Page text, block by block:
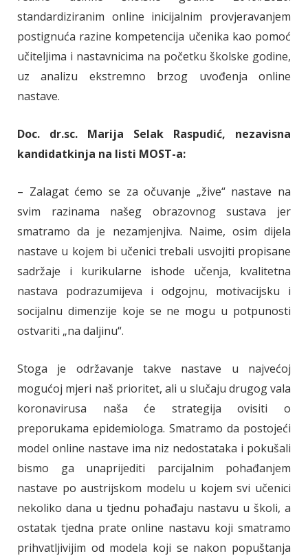
standardiziranim online inicijalnim provjeravanjem
postignuća razine kompetencija učenika kao pomoć
učiteljima i nastavnicima na početku školske godine,
uz analizu ekstremno brzog uvođenja online
nastave.
Doc. dr.sc. Marija Selak Raspudić, nezavisna
kandidatkinja na listi MOST-a:
– Zalagat ćemo se za očuvanje „žive“ nastave na
svim razinama našeg obrazovnog sustava jer
smatramo da je nezamjenjiva. Naime, osim dijela
nastave u kojem bi učenici trebali usvojiti propisane
sadržaje i kurikularne ishode učenja, kvalitetna
nastava podrazumijeva i odgojnu, motivacijsku i
socijalnu dimenzije koje se ne mogu u potpunosti
ostvariti „na daljinu“.
Stoga je održavanje takve nastave u najvećoj
mogućoj mjeri naš prioritet, ali u slučaju drugog vala
koronavirusa naša će strategija ovisiti o
preporukama epidemiologa. Smatramo da postojeći
model online nastave ima niz nedostataka i pokušali
bismo ga unaprijediti parcijalnim pohađanjem
nastave po austrijskom modelu u kojem svi učenici
nekoliko dana u tjednu pohađaju nastavu u školi, a
ostatak tjedna prate online nastavu koji smatramo
prihvatljivijim od modela koji se nakon popuštanja